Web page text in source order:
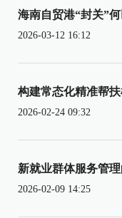
海南自贸港“封关”
2026-03-12 16:12
构建常态化精准帮
2026-02-24 09:32
新就业群体服务管
2026-02-09 14:25